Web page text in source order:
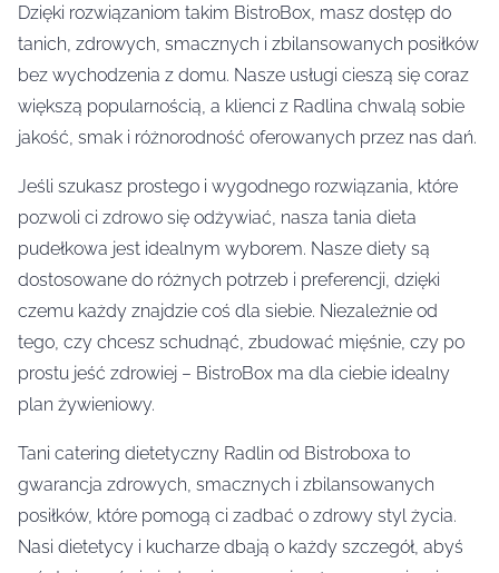
Dzięki rozwiązaniom takim BistroBox, masz dostęp do
tanich, zdrowych, smacznych i zbilansowanych posiłków
bez wychodzenia z domu. Nasze usługi cieszą się coraz
większą popularnością, a klienci z Radlina chwalą sobie
jakość, smak i różnorodność oferowanych przez nas dań.
Jeśli szukasz prostego i wygodnego rozwiązania, które
pozwoli ci zdrowo się odżywiać, nasza tania dieta
pudełkowa jest idealnym wyborem. Nasze diety są
dostosowane do różnych potrzeb i preferencji, dzięki
czemu każdy znajdzie coś dla siebie. Niezależnie od
tego, czy chcesz schudnąć, zbudować mięśnie, czy po
prostu jeść zdrowiej – BistroBox ma dla ciebie idealny
plan żywieniowy.
Tani catering dietetyczny Radlin od Bistroboxa to
gwarancja zdrowych, smacznych i zbilansowanych
posiłków, które pomogą ci zadbać o zdrowy styl życia.
Nasi dietetycy i kucharze dbają o każdy szczegół, abyś